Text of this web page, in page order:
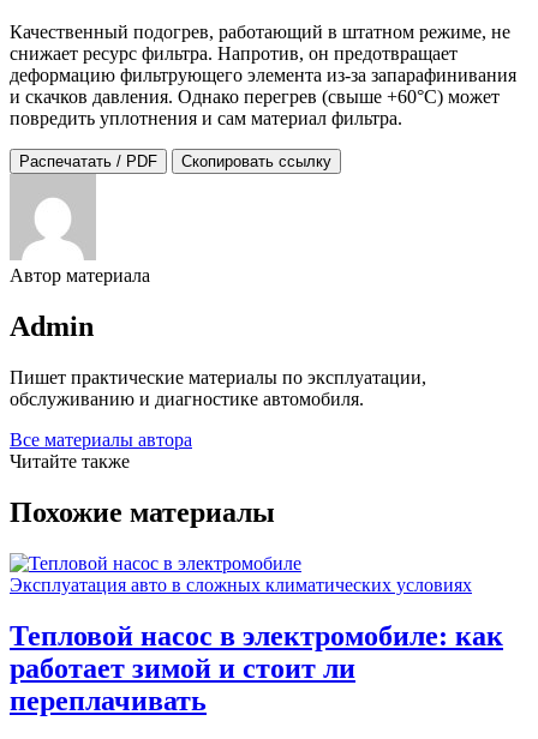
Качественный подогрев, работающий в штатном режиме, не
снижает ресурс фильтра. Напротив, он предотвращает
деформацию фильтрующего элемента из-за запарафинивания
и скачков давления. Однако перегрев (свыше +60°C) может
повредить уплотнения и сам материал фильтра.
Распечатать / PDF Скопировать ссылку
Автор материала
Admin
Пишет практические материалы по эксплуатации,
обслуживанию и диагностике автомобиля.
Все материалы автора
Читайте также
Похожие материалы
Эксплуатация авто в сложных климатических условиях
Тепловой насос в электромобиле: как
работает зимой и стоит ли
переплачивать